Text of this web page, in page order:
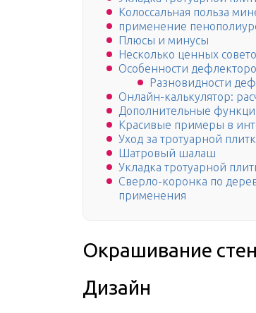
Колоссальная польза
применение
Плюсы и минусы
Несколько ценных
Особенности
Разновидности
Онлайн-калькулятор:
Дополнительные
Красивые примеры в
Уход за тротуарной
Шатровый шалаш
Укладка тротуарной
Сверло-коронка по
применения
Окрашивание
Дизайн